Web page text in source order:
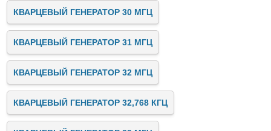
КВАРЦЕВЫЙ ГЕНЕРАТОР 30 МГЦ
КВАРЦЕВЫЙ ГЕНЕРАТОР 31 МГЦ
КВАРЦЕВЫЙ ГЕНЕРАТОР 32 МГЦ
КВАРЦЕВЫЙ ГЕНЕРАТОР 32,768 КГЦ